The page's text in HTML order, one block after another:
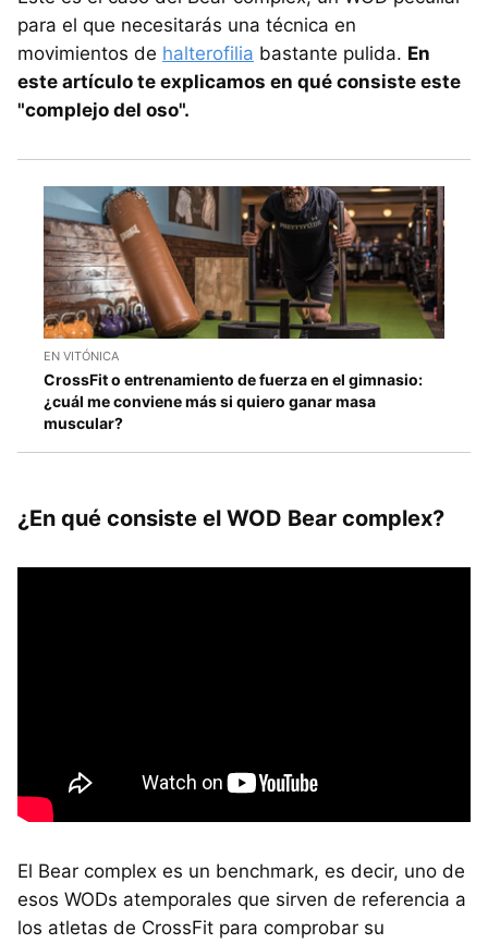
para el que necesitarás una técnica en
movimientos de halterofilia bastante pulida. En
este artículo te explicamos en qué consiste este
"complejo del oso".
EN VITÓNICA
CrossFit o entrenamiento de fuerza en el gimnasio:
¿cuál me conviene más si quiero ganar masa
muscular?
¿En qué consiste el WOD Bear complex?
El Bear complex es un benchmark, es decir, uno de
esos WODs atemporales que sirven de referencia a
los atletas de CrossFit para comprobar su